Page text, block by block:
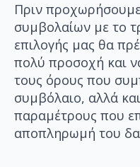
Πριν
συμβολαίων με το
επιλογής μας θα
πολύ προσοχή και
τους όρους που
συμβόλαιο, αλλά
παραμέτρους που
αποπληρωμή του